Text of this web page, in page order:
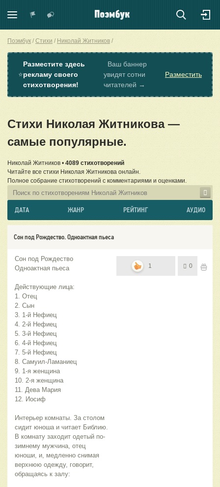
Поэмбук Стихи Николай Житников
⭐
Разместите здесь
рекламу своего
стихотворения!
Ваш баннер
увидят сотни
читателей →
Разместить
Стихи Николая Житникова —
самые популярные.
Николай Житников • 4089 стихотворений
Читайте все стихи Николая Житникова онлайн.
Полное собрание стихотворений с комментариями и оценками.
ДАТА ЖАНР РЕЙТИНГ АУДИО
Сон под Рождество. Одноактная пьеса
Сон под Рождество
Одноактная пьеса
Действующие лица:
1. Отец
2. Сын
3. 1-й Нефиец
4. 2-й Нефиец
5. 3-й Нефиец
6. 4-й Нефиец
7. 5-й Нефиец
8. Самуил-Ламаниец
9. 1-я женщина
10. 2-я женщина
11. Дева Мария
12. Иосиф
Интерьер комнаты. За столом
сидит юноша и читает Библию.
В комнату заходит одетый по-
зимнему мужчина, отец
юноши, и, медленно снимая
верхнюю одежду, говорит,
обращаясь к залу:
1 0